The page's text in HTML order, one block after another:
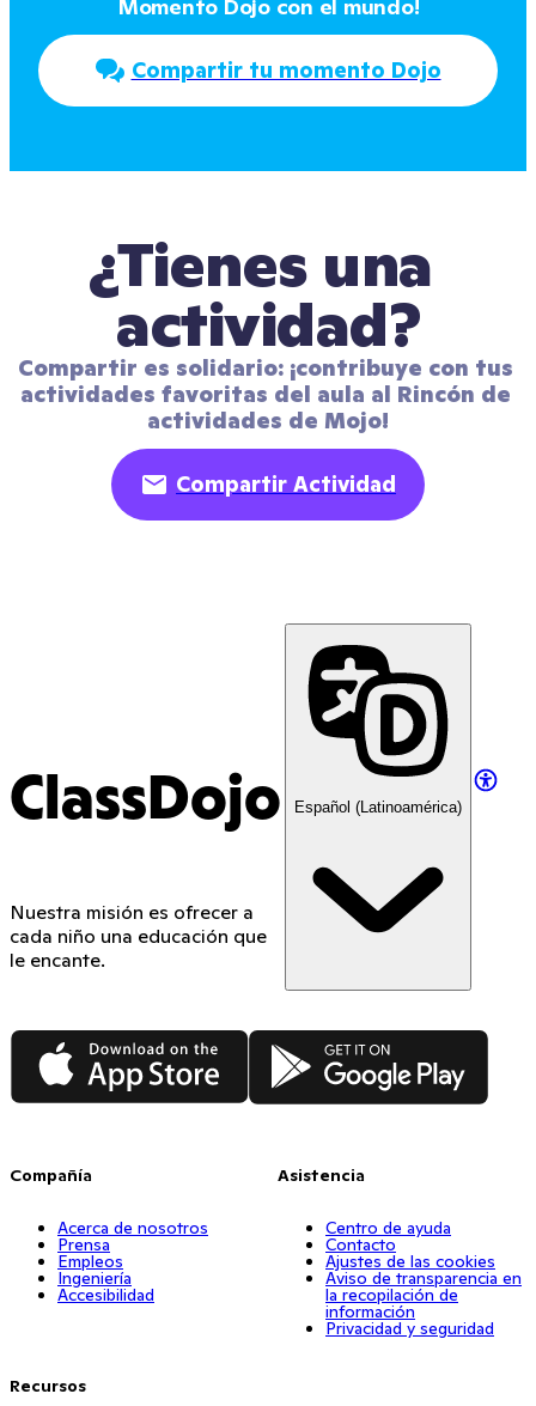
Momento Dojo con el mundo!
Compartir tu momento Dojo
¿Tienes una
actividad?
Compartir es solidario: ¡contribuye con tus
actividades favoritas del aula al Rincón de
actividades de Mojo!
Compartir Actividad
ClassDojo
Nuestra misión es ofrecer a
cada niño una educación que
le encante.
Español (Latinoamérica)
App Store Google Play
Compañía
Acerca de nosotros
Prensa
Empleos
Ingeniería
Accesibilidad
Recursos
Asistencia
Centro de ayuda
Contacto
Ajustes de las cookies
Aviso de transparencia en
la recopilación de
información
Privacidad y seguridad